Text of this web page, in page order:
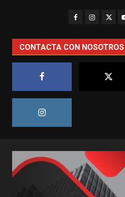
CONTACTA CON NOSOTROS